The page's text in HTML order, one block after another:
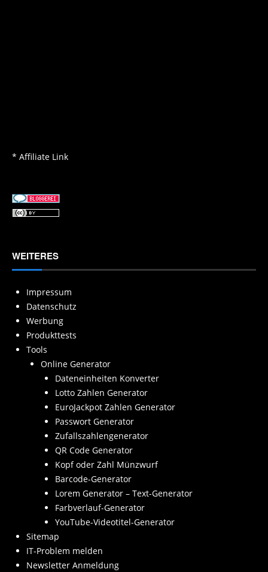
* Affiliate Link
WEITERES
Impressum
Datenschutz
Werbung
Produkttests
Tools
Online Generator
Dateneinheiten Konverter
Lotto Zahlen Generator
EuroJackpot Zahlen Generator
Passwort Generator
Zufallszahlengenerator
QR Code Generator
Kopf oder Zahl Münzwurf
Barcode-Generator
Lorem Generator – Text-Generator
Farbverlauf-Generator
YouTube-Videotitel-Generator
Sitemap
IT-Problem melden
Newsletter Anmeldung